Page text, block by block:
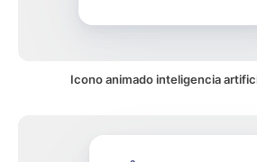
Icono animado inteligencia